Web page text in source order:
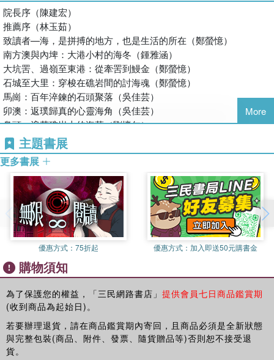
院長序（陳建宏）
推薦序（林玉茹）
致讀者—海，是拼搏的地方，也是生活的所在（鄭螢憶）
南方澳與內埤：大港小村的海冬（鍾雅涵）
大坑罟、過嶺至東港：從牽罟到鰻金（鄭螢憶）
石城至大里：穿梭在礁岩間的討海魂（鄭螢憶）
馬崗：百年淬鍊的石頭聚落（吳佳芸）
卯澳：返璞歸真的心靈海角（吳佳芸）
鼻頭：浪花礁岩上的海菜（劉懷仁）
南雅：山海交匯的農礦漁港（劉懷仁）
磺港：火山北麓的港街（李侑儒）
老梅：萬藍叢中的一片綠（吳景傑）
編後語（李侑儒）
參考資料
More
主題書展
更多書展
優惠方式： 75折起 優惠方式： 加入即送50元購書金
購物須知
為了保護您的權益，「三民網路書店」 提供會員七日商品鑑賞期
(收到商品為起始日)。
若要辦理退貨，請在商品鑑賞期內寄回，且商品必須是全新狀態
與完整包裝(商品、附件、發票、隨貨贈品等)否則恕不接受退
貨。